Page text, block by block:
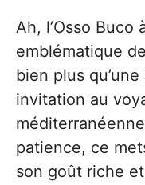
Ah, l’Osso Buco
emblématique
bien plus
invitation au
patience, ce
son goût riche